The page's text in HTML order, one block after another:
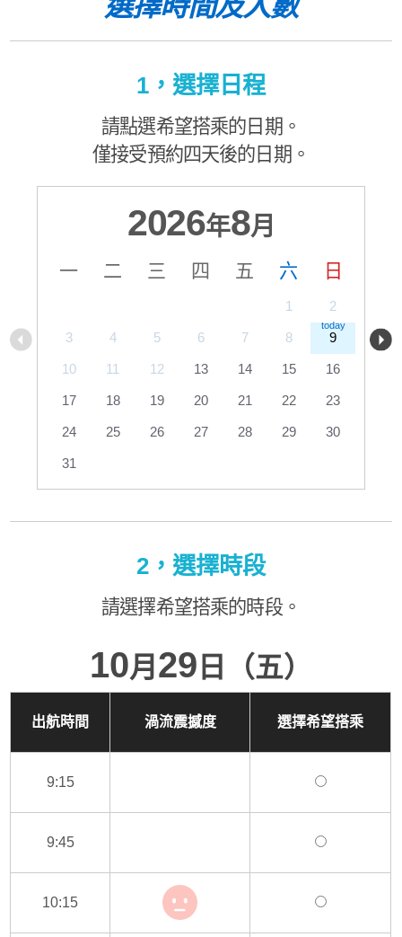
1，選擇日程
請點選希望搭乘的日期。
僅接受預約四天後的日期。
2026年8月
一 二 三 四 五 六 日
1 2
3 4 5 6 7 8 9
10 11 12 13 14 15 16
17 18 19 20 21 22 23
24 25 26 27 28 29 30
31
2，選擇時段
請選擇希望搭乘的時段。
10月 29 日（五）
出航時間 渦流震撼度 選擇希望搭乘
9:15
9:45
10:15